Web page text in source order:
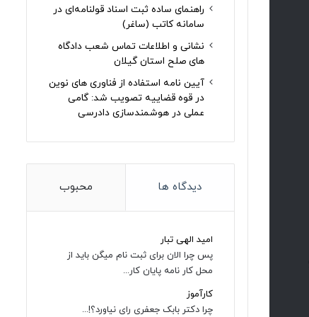
راهنمای ساده ثبت اسناد قولنامه‌ای در
سامانه کاتب (ساغر)
نشانی و اطلاعات تماس شعب دادگاه
های صلح استان گیلان
آیین نامه استفاده از فناوری های نوین
در قوه قضاییه تصویب شد: گامی
عملی در هوشمندسازی دادرسی
دیدگاه ها محبوب
امید الهی تبار
پس چرا الان برای ثبت نام میگن باید از
محل کار نامه پایان کار...
کارآموز
چرا دکتر بابک جعفری رای نیاورد؟!...